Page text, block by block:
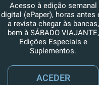
Acesso à edição semanal
digital (ePaper), horas antes
a revista chegar às bancas,
bem à SÁBADO VIAJANTE,
Edições Especiais e
Suplementos.
ACEDER